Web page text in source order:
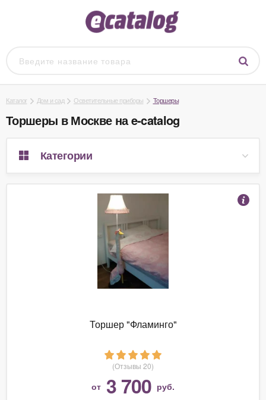
Каталог Дом и сад Осветительные приборы Торшеры
Торшеры в Москве на e-catalog
Категории
Торшер "Фламинго"
(Отзывы 20)
от 3 700 руб.